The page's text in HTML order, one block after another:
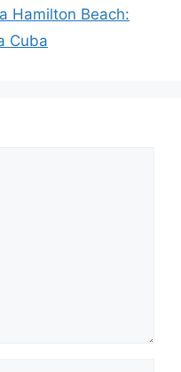
Hamilton Beach:
Cuba